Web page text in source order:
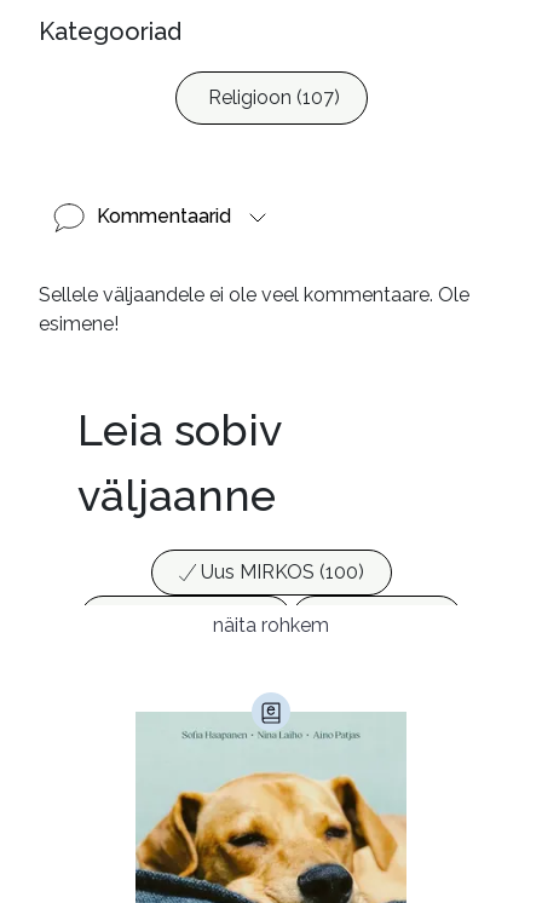
Kategooriad
Religioon (107)
Kommentaarid
Sellele väljaandele ei ole veel kommentaare. Ole
esimene!
Leia sobiv
väljaanne
Uus MIRKOS (100)
Populaarsed (25)
Ajakirjad (17)
Armastusromaanid (292)
Biograafiad (228)
Eesti kirjandus (1773)
Ettevõtlus (30)
näita rohkem